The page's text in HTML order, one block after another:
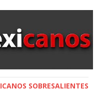
SOBRESALIENTES